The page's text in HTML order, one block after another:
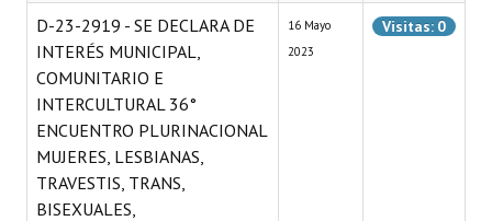
D-23-2919 - SE DECLARA DE
INTERÉS MUNICIPAL,
COMUNITARIO E
INTERCULTURAL 36°
ENCUENTRO PLURINACIONAL
MUJERES, LESBIANAS,
TRAVESTIS, TRANS,
BISEXUALES,
16 Mayo
2023
Visitas: 0